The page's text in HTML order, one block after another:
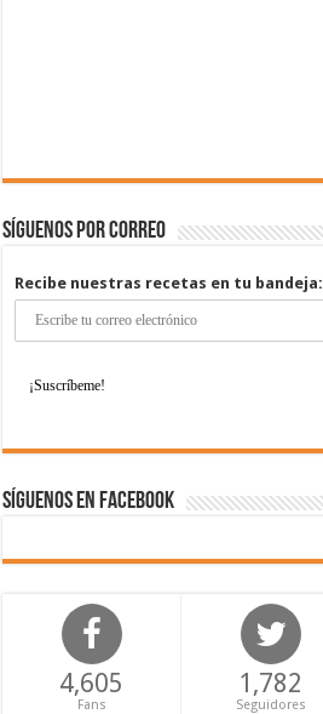
Síguenos por correo
Recibe nuestras recetas en tu bandeja:
Síguenos en Facebook
4,605
Fans
1,782
Seguidores